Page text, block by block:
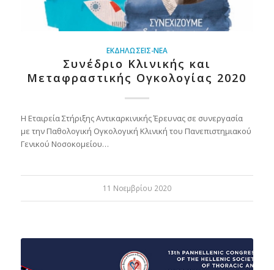
ΕΚΔΗΛΏΣΕΙΣ-ΝΈΑ
Συνέδριο Κλινικής και
Μεταφραστικής Ογκολογίας 2020
Η Εταιρεία Στήριξης Αντικαρκινικής Έρευνας σε συνεργασία
με την Παθολογική Ογκολογική Κλινική του Πανεπιστημιακού
Γενικού Νοσοκομείου…
11 Νοεμβρίου 2020